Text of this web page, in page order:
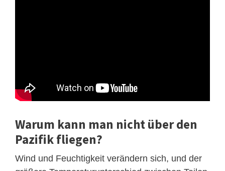
Warum kann man nicht über den
Pazifik fliegen?
Wind und Feuchtigkeit verändern sich, und der